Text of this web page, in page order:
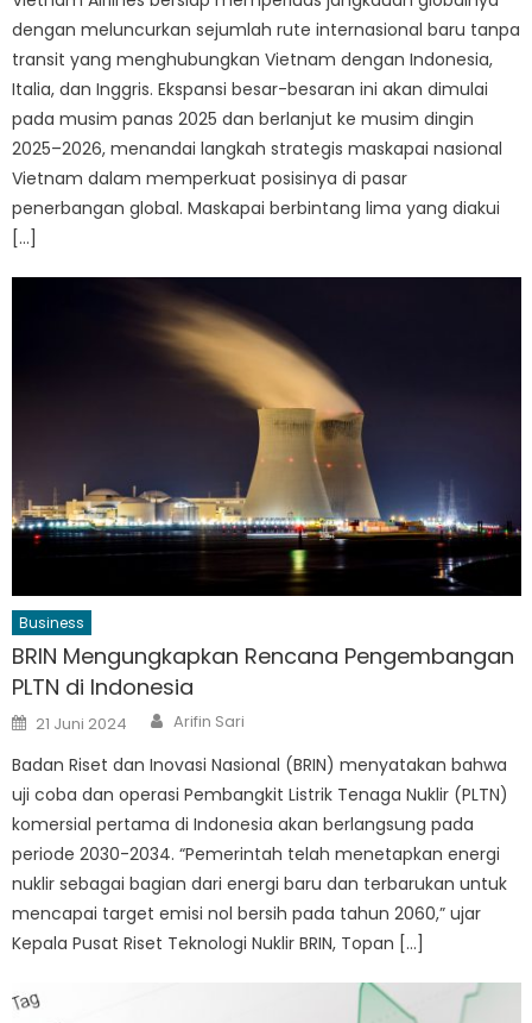
dengan meluncurkan sejumlah rute internasional baru tanpa
transit yang menghubungkan Vietnam dengan Indonesia,
Italia, dan Inggris. Ekspansi besar-besaran ini akan dimulai
pada musim panas 2025 dan berlanjut ke musim dingin
2025–2026, menandai langkah strategis maskapai nasional
Vietnam dalam memperkuat posisinya di pasar
penerbangan global. Maskapai berbintang lima yang diakui
[…]
Business
BRIN Mengungkapkan Rencana Pengembangan
PLTN di Indonesia
Posted
on
21 Juni 2024 Author
Arifin Sari
Badan Riset dan Inovasi Nasional (BRIN) menyatakan bahwa
uji coba dan operasi Pembangkit Listrik Tenaga Nuklir (PLTN)
komersial pertama di Indonesia akan berlangsung pada
periode 2030-2034. “Pemerintah telah menetapkan energi
nuklir sebagai bagian dari energi baru dan terbarukan untuk
mencapai target emisi nol bersih pada tahun 2060,” ujar
Kepala Pusat Riset Teknologi Nuklir BRIN, Topan […]